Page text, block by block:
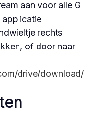
aan voor alle G
applicatie
rechts
of door naar
drive/download/